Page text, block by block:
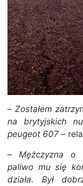
–Zostałem
na brytyjskich
peugeot 607 –
– Mężczyzna o
paliwo mu się
działa. Był